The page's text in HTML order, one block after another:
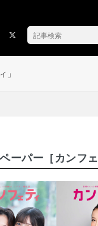
」
ーパー［カンフェ